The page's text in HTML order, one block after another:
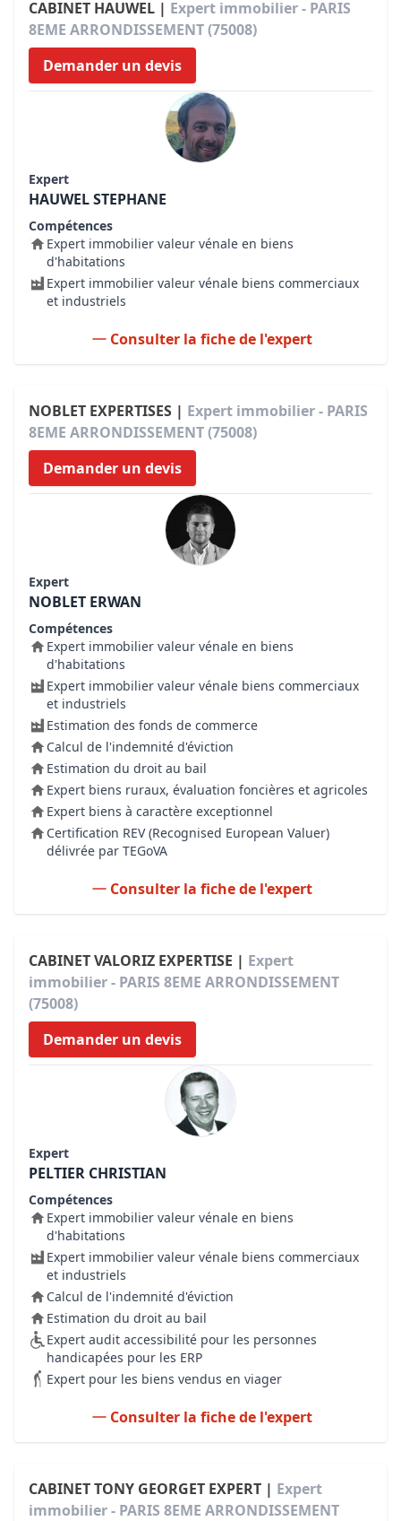
CABINET HAUWEL | Expert immobilier - PARIS
8EME ARRONDISSEMENT (75008)
Demander un devis
Expert
HAUWEL STEPHANE
Compétences
Expert immobilier valeur vénale en biens
d'habitations
Expert immobilier valeur vénale biens commerciaux
et industriels
Consulter la fiche de l'expert
NOBLET EXPERTISES | Expert immobilier - PARIS
8EME ARRONDISSEMENT (75008)
Demander un devis
Expert
NOBLET ERWAN
Compétences
Expert immobilier valeur vénale en biens
d'habitations
Expert immobilier valeur vénale biens commerciaux
et industriels
Estimation des fonds de commerce
Calcul de l'indemnité d'éviction
Estimation du droit au bail
Expert biens ruraux, évaluation foncières et agricoles
Expert biens à caractère exceptionnel
Certification REV (Recognised European Valuer)
délivrée par TEGoVA
Consulter la fiche de l'expert
CABINET VALORIZ EXPERTISE | Expert
immobilier - PARIS 8EME ARRONDISSEMENT
(75008)
Demander un devis
Expert
PELTIER CHRISTIAN
Compétences
Expert immobilier valeur vénale en biens
d'habitations
Expert immobilier valeur vénale biens commerciaux
et industriels
Calcul de l'indemnité d'éviction
Estimation du droit au bail
Expert audit accessibilité pour les personnes
handicapées pour les ERP
Expert pour les biens vendus en viager
Consulter la fiche de l'expert
CABINET TONY GEORGET EXPERT | Expert
immobilier - PARIS 8EME ARRONDISSEMENT